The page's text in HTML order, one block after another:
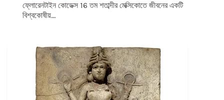
ফ্লোরেনটাইন কোডেক্স 16 তম শতাব্দীর মেক্সিকোতে জীবনের একটি
বিশ্বকোষীয়...